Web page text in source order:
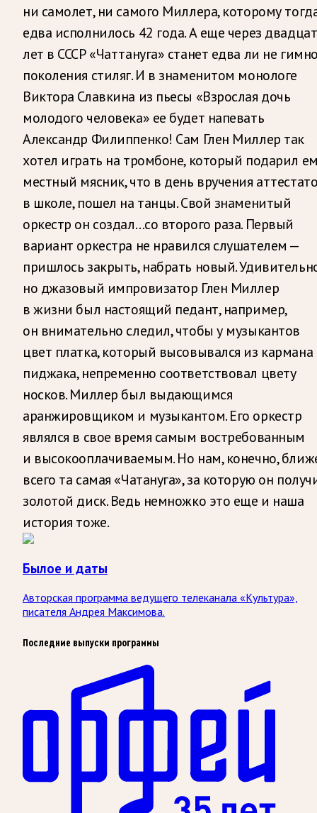
ни самолет, ни самого Миллера, которому
едва исполнилось 42 года. А еще через
лет в СССР «Чаттануга» станет едва ли не
поколения стиляг. И в знаменитом монологе
Виктора Славкина из пьесы «Взрослая дочь
молодого человека» ее будет напевать
Александр Филиппенко! Сам Глен Миллер так
хотел играть на тромбоне, который подарил
местный мясник, что в день вручения
в школе, пошел на танцы. Свой знаменитый
оркестр он создал…со второго раза. Первый
вариант оркестра не нравился слушателем —
пришлось закрыть, набрать новый.
но джазовый импровизатор Глен Миллер
в жизни был настоящий педант, например,
он внимательно следил, чтобы у музыкантов
цвет платка, который высовывался из кармана
пиджака, непременно соответствовал цвету
носков. Миллер был выдающимся
аранжировщиком и музыкантом. Его оркестр
являлся в свое время самым востребованным
и высокооплачиваемым. Но нам, конечно,
всего та самая «Чатануга», за которую он
золотой диск. Ведь немножко это еще и наша
история тоже.
Былое и даты
Авторская программа ведущего телеканала «Культура»,
писателя Андрея Максимова.
Последние выпуски программы